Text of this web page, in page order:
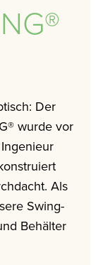
Der
wurde vor
Als
Swing-
Behälter